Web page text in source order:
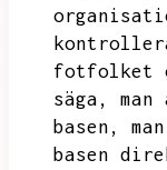
fotfolket
säga,
basen,
basen